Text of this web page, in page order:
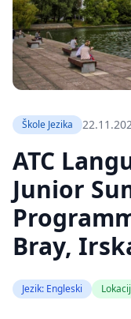
Škole Jezika
ATC
Junior
Bray,
Jezik: Engleski